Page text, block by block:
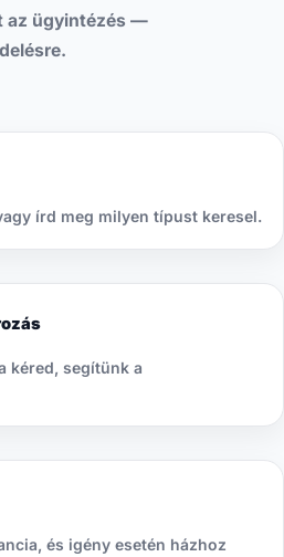
az ügyintézés —
írd meg milyen típust keresel.
kéred, segítünk a
és igény esetén házhoz